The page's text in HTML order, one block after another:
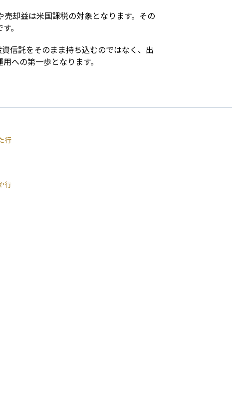
却益は米国課税の対象となります。その
。
信託をそのまま持ち込むのではなく、出
への第一歩となります。
行
行